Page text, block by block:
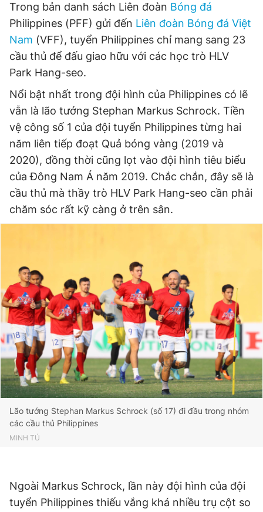
chép dưới mọi hình thức nếu không có sự chấp thuận bằng văn
bản. Phát triển bởi ePi Technologies, JSC.
Trong bản danh sách Liên đoàn Bóng đá
Philippines (PFF) gửi đến Liên đoàn Bóng đá Việt
Nam (VFF), tuyển Philippines chỉ mang sang 23
cầu thủ để đấu giao hữu với các học trò HLV
Park Hang-seo.
Nổi bật nhất trong đội hình của Philippines có lẽ
vẫn là lão tướng Stephan Markus Schrock. Tiền
vệ công số 1 của đội tuyển Philippines từng hai
năm liên tiếp đoạt Quả bóng vàng (2019 và
2020), đồng thời cũng lọt vào đội hình tiêu biểu
của Đông Nam Á năm 2019. Chắc chắn, đây sẽ là
cầu thủ mà thầy trò HLV Park Hang-seo cần phải
chăm sóc rất kỹ càng ở trên sân.
Lão tướng Stephan Markus Schrock (số 17) đi đầu trong nhóm
các cầu thủ Philippines
MINH TÚ
Ngoài Markus Schrock, lần này đội hình của đội
tuyển Philippines thiếu vắng khá nhiều trụ cột so